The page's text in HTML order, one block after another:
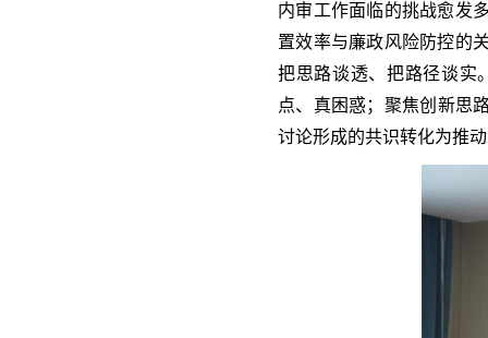
内审工作面临的挑战愈发
置效率与廉政风险防控的
把思路谈透、把路径谈实
点、真困惑；聚焦创新思
讨论形成的共识转化为推